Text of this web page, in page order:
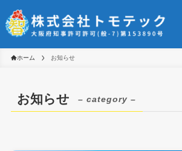
ホーム お知らせ
お知らせ – category –